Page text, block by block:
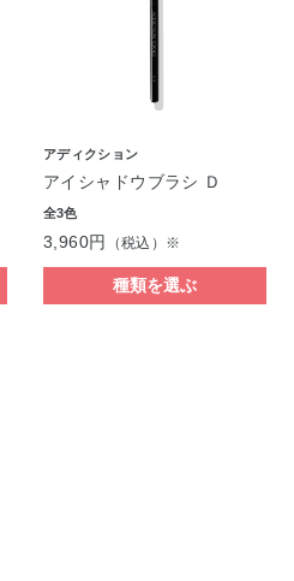
アディクション
アイシャドウブラシ Ｄ
全3色
3,960円 （税込）※
種類を選ぶ